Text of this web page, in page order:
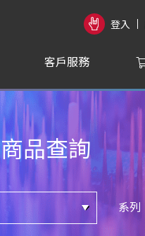
登入
客戶服務
商品查詢
系列